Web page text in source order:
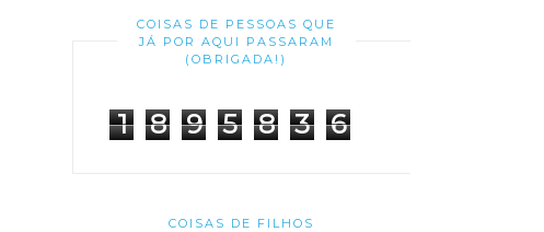
COISAS DE PESSOAS QUE
JÁ POR AQUI PASSARAM
(OBRIGADA!)
1 8 9 5 8 3 6
COISAS DE FILHOS